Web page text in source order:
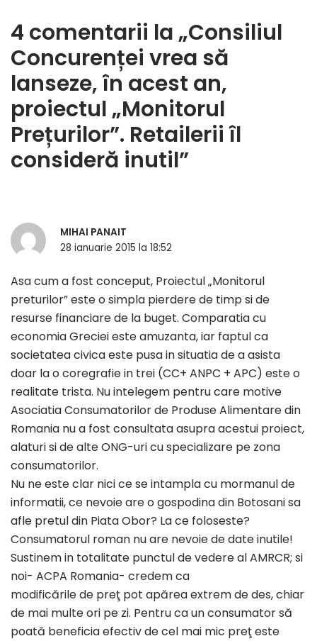
4 comentarii la „Consiliul
Concurenței vrea să
lanseze, în acest an,
proiectul „Monitorul
Prețurilor”. Retailerii îl
consideră inutil”
MIHAI PANAIT
28 ianuarie 2015 la 18:52
Asa cum a fost conceput, Proiectul „Monitorul
preturilor” este o simpla pierdere de timp si de
resurse financiare de la buget. Comparatia cu
economia Greciei este amuzanta, iar faptul ca
societatea civica este pusa in situatia de a asista
doar la o coregrafie in trei (CC+ ANPC + APC) este o
realitate trista. Nu intelegem pentru care motive
Asociatia Consumatorilor de Produse Alimentare din
Romania nu a fost consultata asupra acestui proiect,
alaturi si de alte ONG-uri cu specializare pe zona
consumatorilor.
Nu ne este clar nici ce se intampla cu mormanul de
informatii, ce nevoie are o gospodina din Botosani sa
afle pretul din Piata Obor? La ce foloseste?
Consumatorul roman nu are nevoie de date inutile!
Sustinem in totalitate punctul de vedere al AMRCR; si
noi- ACPA Romania- credem ca
modificările de preţ pot apărea extrem de des, chiar
de mai multe ori pe zi. Pentru ca un consumator să
poată beneficia efectiv de cel mai mic preţ este